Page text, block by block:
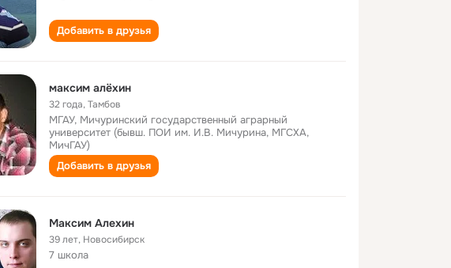
Добавить в друзья
максим алёхин
32 года,Тамбов
МГАУ, Мичуринский государственный аграрный
университет (бывш. ПОИ им. И.В. Мичурина, МГСХА,
МичГАУ)
Добавить в друзья
Максим Алехин
39 лет, Новосибирск
7 школа